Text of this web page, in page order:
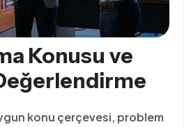
Konusu ve
konu çerçevesi, problem